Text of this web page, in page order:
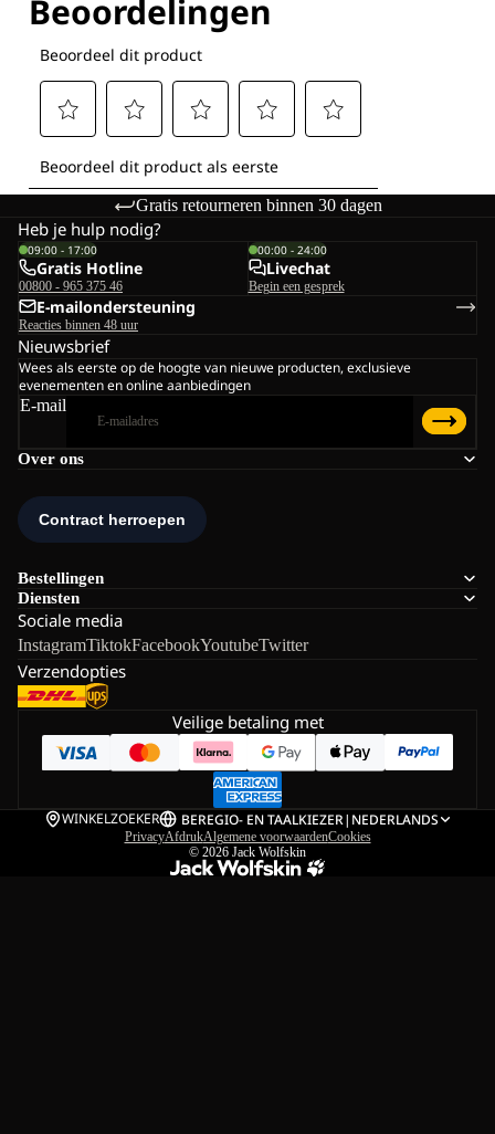
Gratis retourneren binnen 30 dagen
Over ons
Bestellingen
Diensten
Sociale media
InstagramTiktokFacebookYoutubeTwitter
Verzendopties
Heb je hulp nodig?
09:00 - 17:00
Gratis Hotline
00800 - 965 375 46
00:00 - 24:00
Livechat
Begin een gesprek
E-mailondersteuning
Reacties binnen 48 uur
Nieuwsbrief
Wees als eerste op de hoogte van nieuwe producten, exclusieve
evenementen en online aanbiedingen
E-mail
Veilige betaling met
WINKELZOEKER BEREGIO- EN TAALKIEZER| NEDERLANDS
PrivacyAfdrukAlgemene voorwaardenCookies
© 2026 Jack Wolfskin